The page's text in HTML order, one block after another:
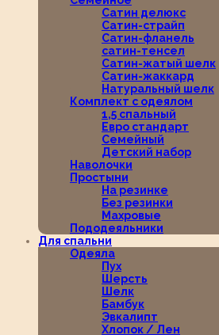
Сатин делюкс
Сатин-страйп
Сатин-фланель
сатин-тенсел
Сатин-жатый шелк
Сатин-жаккард
Натуральный шелк
Комплект с одеялом
1,5 спальный
Евро стандарт
Семейный
Детский набор
Наволочки
Простыни
На резинке
Без резинки
Махровые
Пододеяльники
Для спальни
Одеяла
Пух
Шерсть
Шелк
Бамбук
Эвкалипт
Хлопок / Лен